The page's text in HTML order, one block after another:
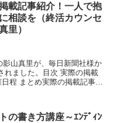
載記事紹介！一人で抱
相談を（終活カウンセ
里）
山真里が、毎日新聞社様か
。目次 実際の掲載
の書き方講座～ｴﾝﾃﾞｨﾝ